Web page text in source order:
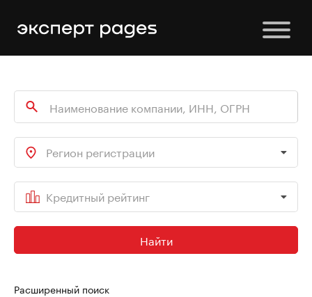
Регион регистрации
Кредитный рейтинг
Найти
Расширенный поиск